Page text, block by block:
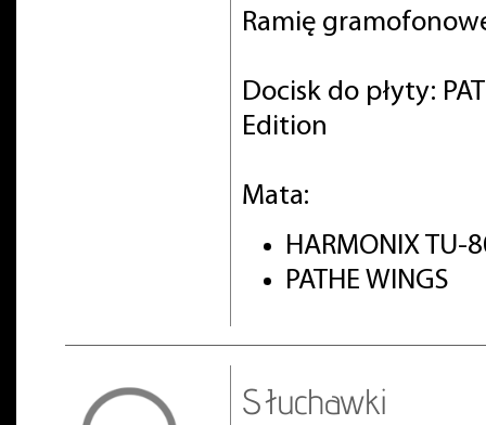
Ramię
Docisk do płyty:
Edition
Mata:
HARMONIX TU-
PATHE WINGS
Słuchawki